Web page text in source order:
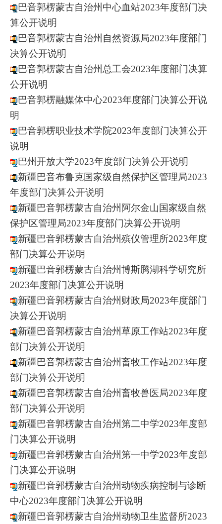
巴音郭楞蒙古自治州中心血站2023年度部门决
算公开说明
巴音郭楞蒙古自治州自然资源局2023年度部门
决算公开说明
巴音郭楞蒙古自治州总工会2023年度部门决算
公开说明
巴音郭楞融媒体中心2023年度部门决算公开说
明
巴音郭楞职业技术学院2023年度部门决算公开
说明
巴州开放大学2023年度部门决算公开说明
新疆巴音布鲁克国家级自然保护区管理局2023
年度部门决算公开说明
新疆巴音郭楞蒙古自治州阿尔金山国家级自然
保护区管理局2023年度部门决算公开说明
新疆巴音郭楞蒙古自治州殡仪管理所2023年度
部门决算公开说明
新疆巴音郭楞蒙古自治州博斯腾湖科学研究所
2023年度部门决算公开说明
新疆巴音郭楞蒙古自治州财政局2023年度部门
决算公开说明
新疆巴音郭楞蒙古自治州草原工作站2023年度
部门决算公开说明
新疆巴音郭楞蒙古自治州畜牧工作站2023年度
部门决算公开说明
新疆巴音郭楞蒙古自治州畜牧兽医局2023年度
部门决算公开说明
新疆巴音郭楞蒙古自治州第二中学2023年度部
门决算公开说明
新疆巴音郭楞蒙古自治州第一中学2023年度部
门决算公开说明
新疆巴音郭楞蒙古自治州动物疾病控制与诊断
中心2023年度部门决算公开说明
新疆巴音郭楞蒙古自治州动物卫生监督所2023